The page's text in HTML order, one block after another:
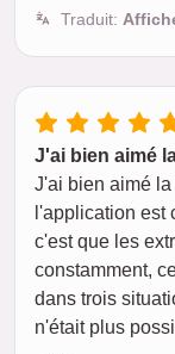
Traduit:
J'ai bien aimé
J'ai bien aimé
l'application est
c'est que les
constamment,
dans trois
n'était plus